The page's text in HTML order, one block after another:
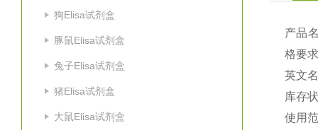
狗Elisa试剂盒
豚鼠Elisa试剂盒
兔子Elisa试剂盒
猪Elisa试剂盒
大鼠Elisa试剂盒
产品
格要
英文
库存
使用